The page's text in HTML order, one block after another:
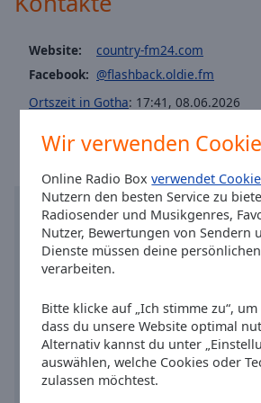
Wir verwenden
Online Radio Boxverwendet
Nutzern den besten Service zu
Radiosender und Musikgenres,
Nutzer, Bewertungen von Sendern
Dienste müssen deine
verarbeiten.
Bitte klicke auf „Ich stimme zu“,
dass du unsere Website optimal
Alternativ kannst du unter
auswählen, welche Cookies oder
zulassen möchtest.
Background
Opacity
Family
Website:
country-fm24.com
Facebook: @flashback.oldie.fm
Ortszeit in Gotha: 17:41 , 08.06.2026